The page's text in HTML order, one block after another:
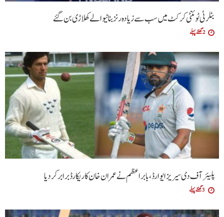
بٹلر ٹی ٹوئنٹی کرکٹ میں سب سے زیادہ رنز بنانیوالے کھلاڑی بن گئے
2 گھنٹے پہلے
پلیئرآف دی سیریز ایوارڈ،بابراعظم نے عمران خان کا ریکارڈ برابر کردیا
3 گھنٹے پہلے